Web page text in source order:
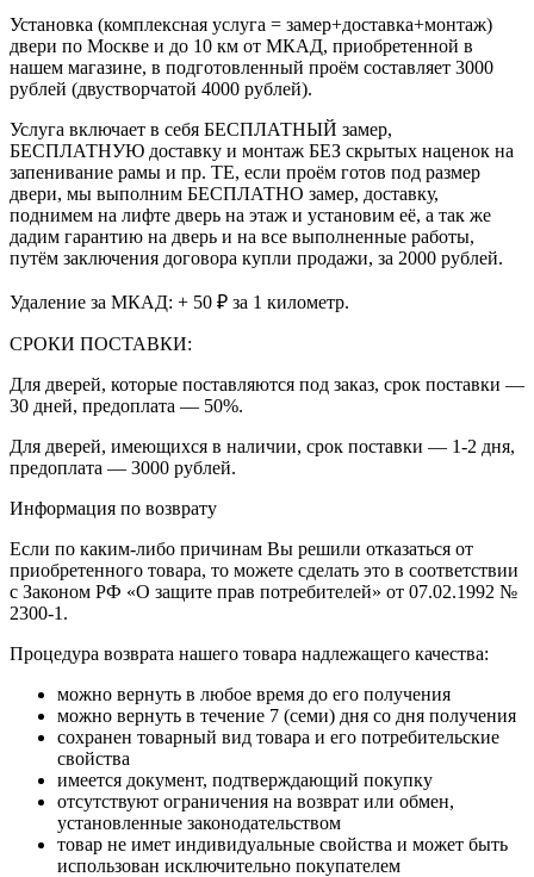
Установка (комплексная услуга = замер+доставка+монтаж)
двери по Москве и до 10 км от МКАД, приобретенной в
нашем магазине, в подготовленный проём составляет 3000
рублей (двустворчатой 4000 рублей).
Услуга включает в себя БЕСПЛАТНЫЙ замер,
БЕСПЛАТНУЮ доставку и монтаж БЕЗ скрытых наценок на
запенивание рамы и пр. ТЕ, если проём готов под размер
двери, мы выполним БЕСПЛАТНО замер, доставку,
поднимем на лифте дверь на этаж и установим её, а так же
дадим гарантию на дверь и на все выполненные работы,
путём заключения договора купли продажи, за 2000 рублей.
Удаление за МКАД: + 50 ₽ за 1 километр.
СРОКИ ПОСТАВКИ:
Для дверей, которые поставляются под заказ, срок поставки —
30 дней, предоплата — 50%.
Для дверей, имеющихся в наличии, срок поставки — 1-2 дня,
предоплата — 3000 рублей.
Информация по возврату
Если по каким-либо причинам Вы решили отказаться от
приобретенного товара, то можете сделать это в соответствии
с Законом РФ «О защите прав потребителей» от 07.02.1992 №
2300-1.
Процедура возврата нашего товара надлежащего качества:
можно вернуть в любое время до его получения
можно вернуть в течение 7 (семи) дня со дня получения
сохранен товарный вид товара и его потребительские
свойства
имеется документ, подтверждающий покупку
отсутствуют ограничения на возврат или обмен,
установленные законодательством
товар не имет индивидуальные свойства и может быть
использован исключительно покупателем